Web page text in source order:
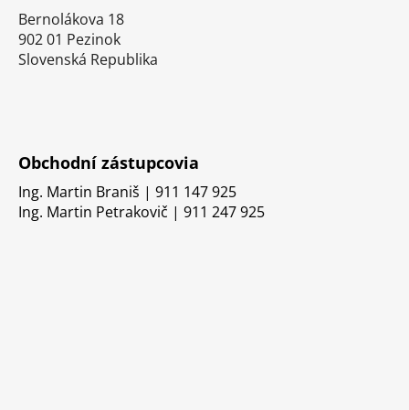
Bernolákova 18
902 01 Pezinok
Slovenská Republika
Obchodní zástupcovia
Ing. Martin Braniš | 911 147 925
Ing. Martin Petrakovič | 911 247 925